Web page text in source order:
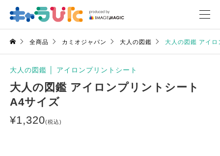
全商品 カミオジャパン 大人の図鑑 大人の図鑑 アイ
大人の図鑑 アイロンプリントシート
大人の図鑑 アイロンプリントシート
A4サイズ
¥1,320(税込)